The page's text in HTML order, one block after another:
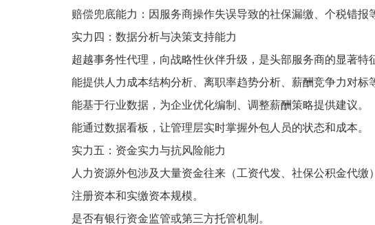
赔偿兜底能力：因服务商操作失误导致的社保漏缴、个税错
实力四：数据分析与决策支持能力
超越事务性代理，向战略性伙伴升级，是头部服务商的显著特
能提供人力成本结构分析、离职率趋势分析、薪酬竞争力对标
能基于行业数据，为企业优化编制、调整薪酬策略提供建议。
能通过数据看板，让管理层实时掌握外包人员的状态和成本。
实力五：资金实力与抗风险能力
人力资源外包涉及大量资金往来（工资代发、社保公积金代缴
注册资本和实缴资本规模。
是否有银行资金监管或第三方托管机制。